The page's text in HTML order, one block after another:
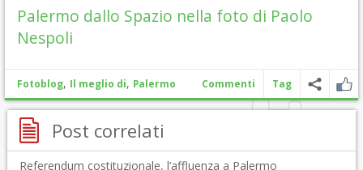
Palermo dallo Spazio nella foto di Paolo
Nespoli
Fotoblog, Il meglio di, Palermo Commenti Tag
Post correlati
Referendum costituzionale, l’affluenza a Palermo